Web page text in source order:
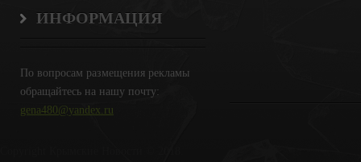
ИНФОРМАЦИЯ
По вопросам размещения рекламы
обращайтесь на нашу почту:
gena480@yandex.ru